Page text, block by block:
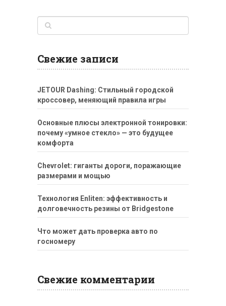
Свежие записи
JETOUR Dashing: Стильный городской
кроссовер, меняющий правила игры
Основные плюсы электронной тонировки:
почему «умное стекло» — это будущее
комфорта
Chevrolet: гиганты дороги, поражающие
размерами и мощью
Технология Enliten: эффективность и
долговечность резины от Bridgestone
Что может дать проверка авто по
госномеру
Свежие комментарии